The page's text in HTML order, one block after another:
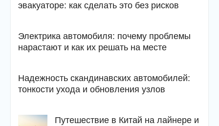
эвакуаторе: как сделать это без рисков
Электрика автомобиля: почему проблемы
нарастают и как их решать на месте
Надежность скандинавских автомобилей:
тонкости ухода и обновления узлов
Путешествие в Китай на лайнере и